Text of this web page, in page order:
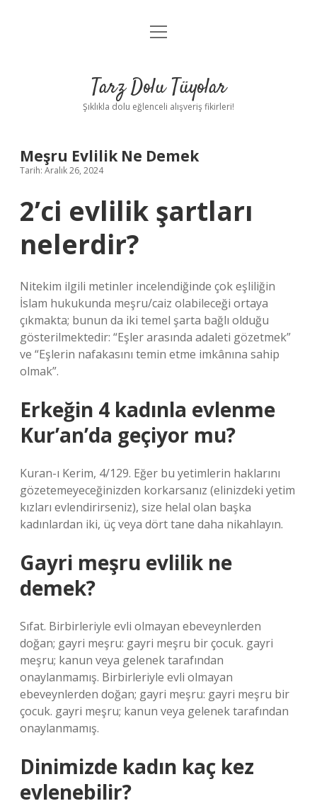
Anasayfa
Yasal Uyarı
menüyü
Tarz Dolu Tüyolar
Şıklıkla dolu eğlenceli alışveriş fikirleri!
Meşru Evlilik Ne Demek
Tarih: Aralık 26, 2024
2’ci evlilik şartları
nelerdir?
Nitekim ilgili metinler incelendiğinde çok eşliliğin
İslam hukukunda meşru/caiz olabileceği ortaya
çıkmakta; bunun da iki temel şarta bağlı olduğu
gösterilmektedir: “Eşler arasında adaleti gözetmek”
ve “Eşlerin nafakasını temin etme imkânına sahip
olmak”.
Erkeğin 4 kadınla evlenme
Kur’an’da geçiyor mu?
Kuran-ı Kerim, 4/129. Eğer bu yetimlerin haklarını
gözetemeyeceğinizden korkarsanız (elinizdeki yetim
kızları evlendirirseniz), size helal olan başka
kadınlardan iki, üç veya dört tane daha nikahlayın.
Gayri meşru evlilik ne
demek?
Sıfat. Birbirleriyle evli olmayan ebeveynlerden
doğan; gayri meşru: gayri meşru bir çocuk. gayri
meşru; kanun veya gelenek tarafından
onaylanmamış. Birbirleriyle evli olmayan
ebeveynlerden doğan; gayri meşru: gayri meşru bir
çocuk. gayri meşru; kanun veya gelenek tarafından
onaylanmamış.
Dinimizde kadın kaç kez
evlenebilir?